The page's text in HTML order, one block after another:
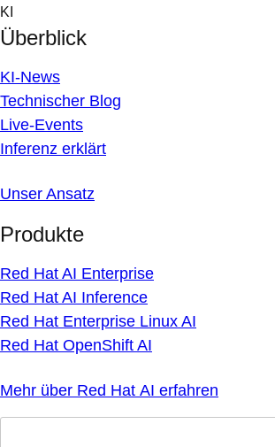
Skip
to
content
KI
Überblick
KI-News
Technischer Blog
Live-Events
Inferenz erklärt
Unser Ansatz
Produkte
Red Hat AI Enterprise
Red Hat AI Inference
Red Hat Enterprise Linux AI
Red Hat OpenShift AI
Mehr über Red Hat AI erfahren